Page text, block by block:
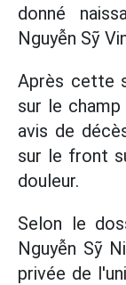
donné
Nguyễn Sỹ
Après cette
sur le
avis de
sur le front
douleur.
Selon le
Nguyễn Sỹ
privée de